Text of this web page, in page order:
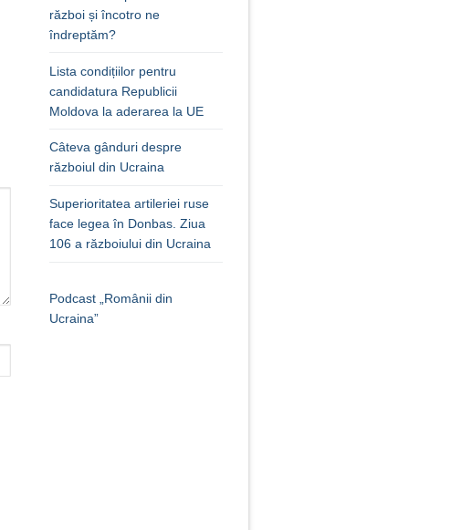
război și încotro ne
îndreptăm?
Lista condițiilor pentru
candidatura Republicii
Moldova la aderarea la UE
Câteva gânduri despre
războiul din Ucraina
Superioritatea artileriei ruse
face legea în Donbas. Ziua
106 a războiului din Ucraina
Podcast „Românii din
Ucraina”